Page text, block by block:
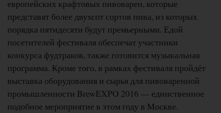
европейских крафтовых пивоварен, которые
представят более двухсот сортов пива, из которых
порядка пятидесяти будут премьерными. Едой
посетителей фестиваля обеспечат участники
конкурса фудтраков, также готовится музыкальная
программа. Кроме того, в рамках фестиваля пройдёт
выставка оборудования и сырья для пивоваренной
промышленности BrewEXPO 2016 — единственное
подобное мероприятие в этом году в Москве.